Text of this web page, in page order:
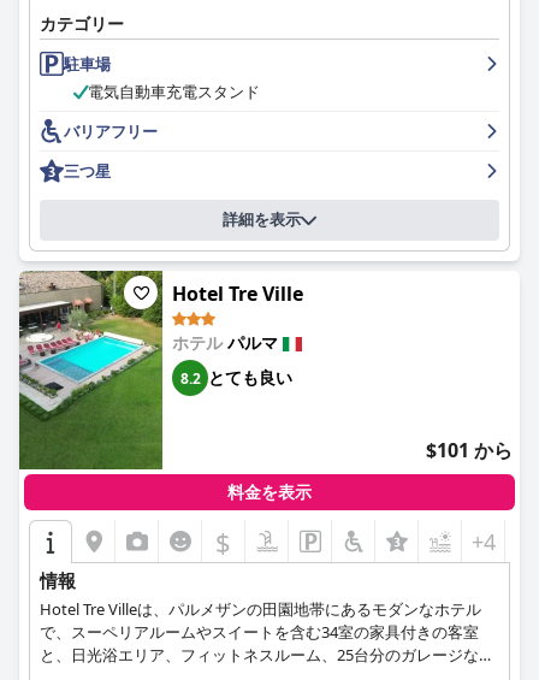
貫して肯定的な評価を受けています。
スタッフは、そのプロ意識と親しみやすさが常に称賛されてお
り、温かく歓迎的な雰囲気を作り出しています。お客様は、特に
験に貢献しています。
WiFiサービスは、一部の客室で接続が弱いなど、一貫性がない場
合がありますが、多くのゲストは共用エリアで十分に強く、ニー
ズを満たすのに十分であると感じています。
家族連れのお客様は、広々とした快適な客室、朝食時のハイチェ
ア、そして全体的に家族向けの環境を備えたホテルが非常に快適
であると感じています。これらの機能により、家族連れに適した
選択肢となっています。
近隣のナイトライフからの騒音が発生することもありますが、ほ
とんどのお客様は、パルマの活気に満ちた夜のシーンを楽しむの
に最適な場所であると感じています。
ベッドについては、多くのゲストがその快適さを高く評価してい
ますが、サイズやマットレスの硬さに関する問題について言及し
ている人もいます。全体として、快適な寝具はプラスと見なされ
ています。
ホテルは技術的には4つ星の基準を満たしていますが、一部のゲ
ストは、特定の側面、特に朝食がこれらの期待を下回っていると
考えています。それでも、わずかな改善で質の高いサービスとア
メニティを提供する可能性を認識しています。
カテゴリー
駐車場
電気自動車充電スタンド
バリアフリー
三つ星
詳細を表示
Hotel Tre Ville
ホテルパルマ
8.2 とても良い
$101 から
料金を表示
$ +4
情報
Hotel Tre Villeは、パルメザンの田園地帯にあるモダンなホテル
で、スーペリアルームやスイートを含む34室の家具付きの客室
と、日光浴エリア、フィットネスルーム、25台分のガレージなど